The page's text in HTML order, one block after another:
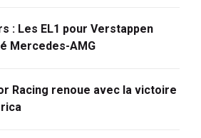
: Les EL1 pour Verstappen
Mercedes-AMG
Racing renoue avec la victoire